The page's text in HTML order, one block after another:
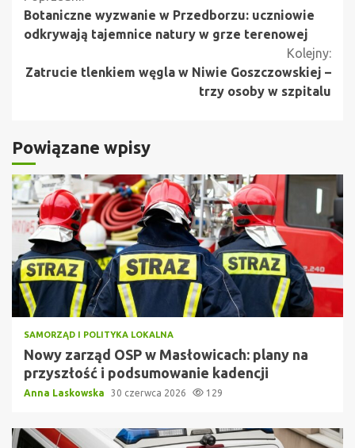
czytanie
Botaniczne wyzwanie w Przedborzu: uczniowie
odkrywają tajemnice natury w grze terenowej
Kolejny:
Zatrucie tlenkiem węgla w Niwie Goszczowskiej –
trzy osoby w szpitalu
Powiązane wpisy
SAMORZĄD I POLITYKA LOKALNA
Nowy zarząd OSP w Masłowicach: plany na
przyszłość i podsumowanie kadencji
Anna Laskowska 30 czerwca 2026 129